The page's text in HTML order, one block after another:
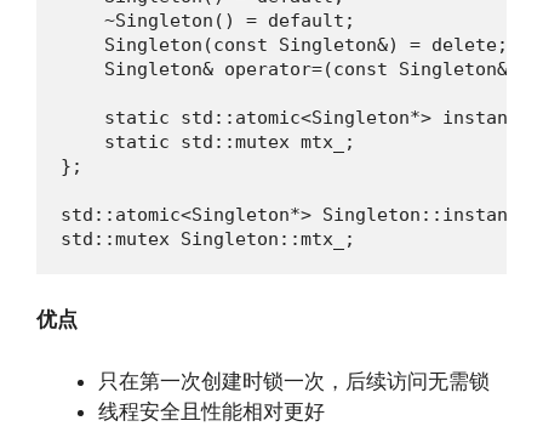
    ~Singleton() = default;
    Singleton(const Singleton&) = delete;
Singleton& operator=(const Singleton&)
static std::atomic<Singleton*>
    static std::mutex mtx_;
};
std::atomic<Singleton*>
std::mutex Singleton::mtx_;
优点
只在第一次创建时锁一次，后续访问无需锁
线程安全且性能相对更好